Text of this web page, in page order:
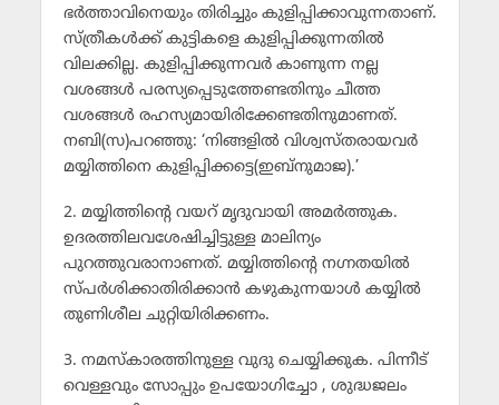
ഭര്‍ത്താവിനെയും തിരിച്ചും കുളിപ്പിക്കാവുന്നതാണ്.
സ്ത്രീകള്‍ക്ക് കുട്ടികളെ കുളിപ്പിക്കുന്നതില്‍
വിലക്കില്ല. കുളിപ്പിക്കുന്നവര്‍ കാണുന്ന നല്ല
വശങ്ങള്‍ പരസ്യപ്പെടുത്തേണ്ടതിനും ചീത്ത
വശങ്ങള്‍ രഹസ്യമായിരിക്കേണ്ടതിനുമാണത്.
നബി(സ)പറഞ്ഞു: ‘നിങ്ങളില്‍ വിശ്വസ്തരായവര്‍
മയ്യിത്തിനെ കുളിപ്പിക്കട്ടെ(ഇബ്‌നുമാജ).’
2. മയ്യിത്തിന്റെ വയറ് മൃദുവായി അമര്‍ത്തുക.
ഉദരത്തിലവശേഷിച്ചിട്ടുള്ള മാലിന്യം
പുറത്തുവരാനാണത്. മയ്യിത്തിന്റെ നഗ്നതയില്‍
സ്പര്‍ശിക്കാതിരിക്കാന്‍ കഴുകുന്നയാള്‍ കയ്യില്‍
തുണിശീല ചുറ്റിയിരിക്കണം.
3. നമസ്‌കാരത്തിനുള്ള വുദു ചെയ്യിക്കുക. പിന്നീട്
വെള്ളവും സോപ്പും ഉപയോഗിച്ചോ , ശുദ്ധജലം